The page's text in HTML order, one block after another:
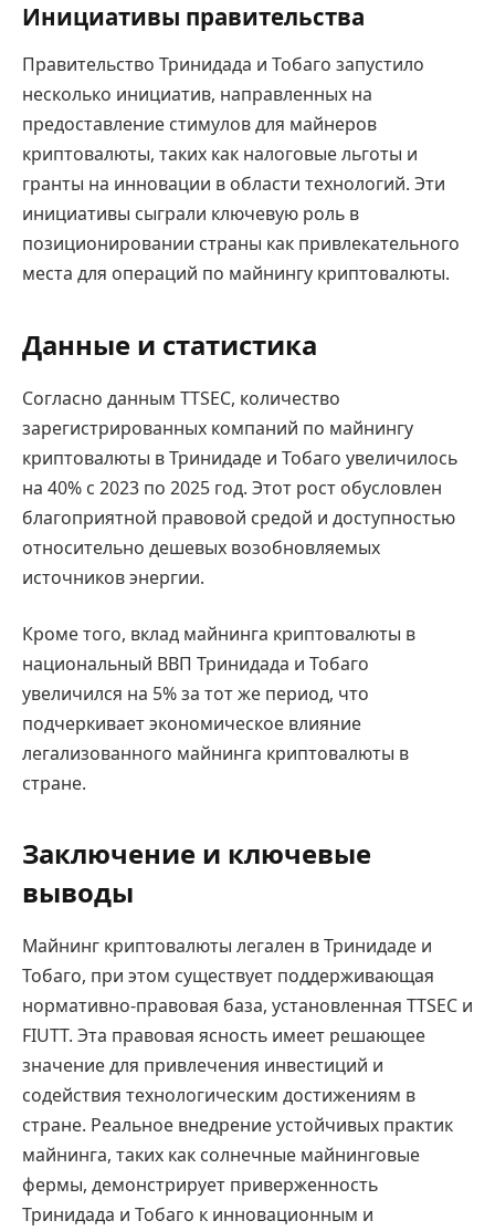
Инициативы правительства
Правительство Тринидада и Тобаго запустило
несколько инициатив, направленных на
предоставление стимулов для майнеров
криптовалюты, таких как налоговые льготы и
гранты на инновации в области технологий. Эти
инициативы сыграли ключевую роль в
позиционировании страны как привлекательного
места для операций по майнингу криптовалюты.
Данные и статистика
Согласно данным TTSEC, количество
зарегистрированных компаний по майнингу
криптовалюты в Тринидаде и Тобаго увеличилось
на 40% с 2023 по 2025 год. Этот рост обусловлен
благоприятной правовой средой и доступностью
относительно дешевых возобновляемых
источников энергии.
Кроме того, вклад майнинга криптовалюты в
национальный ВВП Тринидада и Тобаго
увеличился на 5% за тот же период, что
подчеркивает экономическое влияние
легализованного майнинга криптовалюты в
стране.
Заключение и ключевые
выводы
Майнинг криптовалюты легален в Тринидаде и
Тобаго, при этом существует поддерживающая
нормативно-правовая база, установленная TTSEC и
FIUTT. Эта правовая ясность имеет решающее
значение для привлечения инвестиций и
содействия технологическим достижениям в
стране. Реальное внедрение устойчивых практик
майнинга, таких как солнечные майнинговые
фермы, демонстрирует приверженность
Тринидада и Тобаго к инновационным и